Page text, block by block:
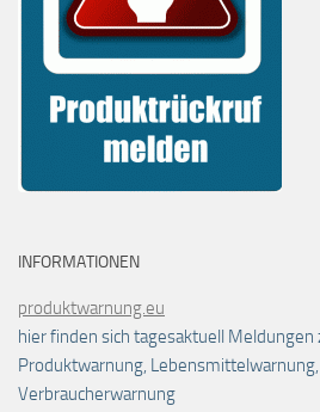
INFORMATIONEN
produktwarnung.eu
hier finden sich tagesaktuell
Produktwarnung,
Verbraucherwarnung